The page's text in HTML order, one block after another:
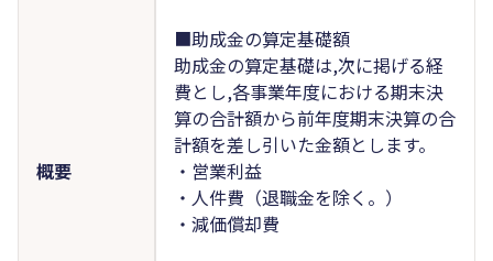
概要
■助成金の算定基礎額
助成金の算定基礎は,次に掲げる経
費とし,各事業年度における期末決
算の合計額から前年度期末決算の合
計額を差し引いた金額とします。
・営業利益
・人件費（退職金を除く。）
・減価償却費